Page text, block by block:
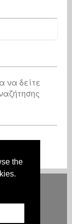
the
να δείτε
ΕΠΙΚΟΙΝΩΝΊΑ
Προσωπικά